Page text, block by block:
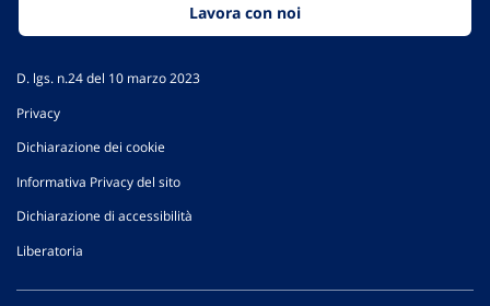
Lavora con noi
D. lgs. n.24 del 10 marzo 2023
Privacy
Dichiarazione dei cookie
Informativa Privacy del sito
Dichiarazione di accessibilità
Liberatoria